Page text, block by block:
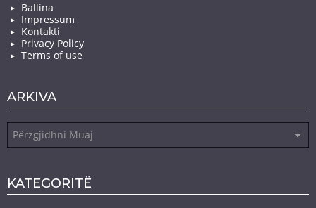
Ballina
Impressum
Kontakti
Privacy Policy
Terms of use
ARKIVA
KATEGORITË